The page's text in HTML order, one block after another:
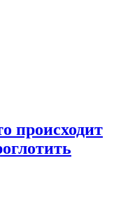
происходит